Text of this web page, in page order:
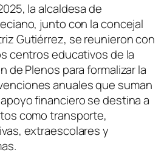
la alcaldesa de
junto con la concejal
Gutiérrez, se reunieron con
centros educativos de la
de Plenos para formalizar la
anuales que suman
financiero se destina a
como transporte,
extraescolares y